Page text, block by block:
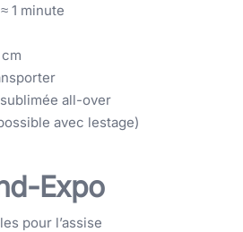
1 minute
all-over
avec lestage)
Expo
pour l’assise